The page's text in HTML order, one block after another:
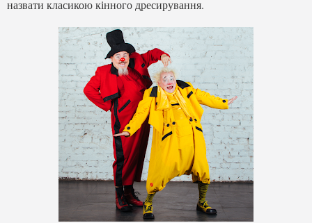
назвати класикою кінного дресирування.